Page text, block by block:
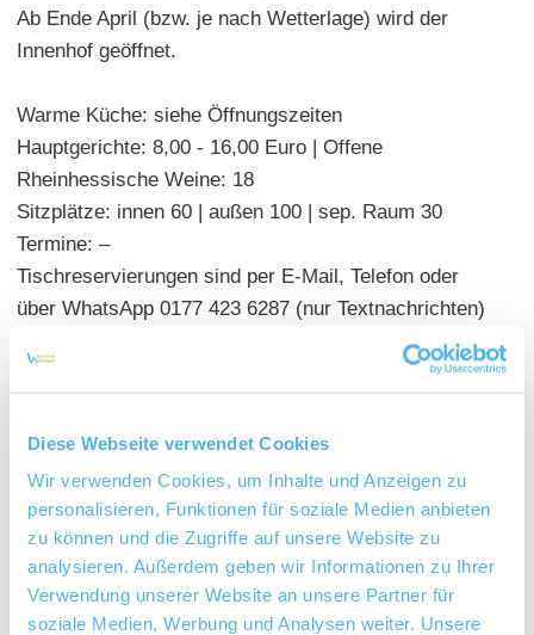
Diese Webseite verwendet Cookies
Wir verwenden Cookies, um Inhalte und Anzeigen zu
personalisieren, Funktionen für soziale Medien anbieten
zu können und die Zugriffe auf unsere Website zu
analysieren. Außerdem geben wir Informationen zu Ihrer
Verwendung unserer Website an unsere Partner für
soziale Medien, Werbung und Analysen weiter. Unsere
Ab Ende April (bzw. je nach Wetterlage) wird der
Innenhof geöffnet.
Warme Küche: siehe Öffnungszeiten
Hauptgerichte: 8,00 - 16,00 Euro | Offene
Rheinhessische Weine: 18
Sitzplätze: innen 60 | außen 100 | sep. Raum 30
Termine: –
Tischreservierungen sind per E-Mail, Telefon oder
über WhatsApp 0177 423 6287 (nur Textnachrichten)